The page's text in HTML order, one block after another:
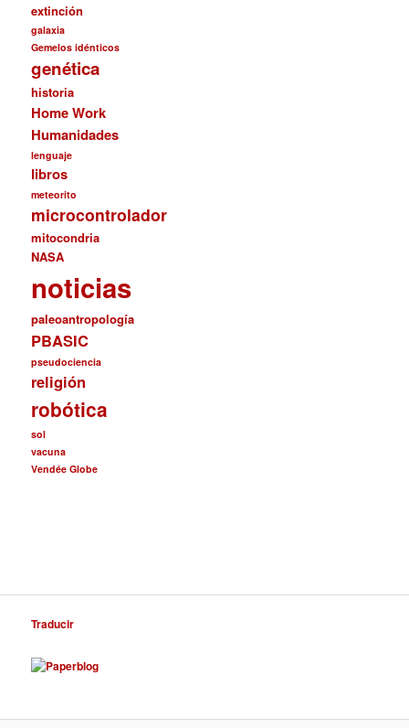
extinción
galaxia
Gemelos idénticos
genética
historia
Home Work
Humanidades
lenguaje
libros
meteorito
microcontrolador
mitocondria
NASA
noticias
paleoantropología
PBASIC
pseudociencia
religión
robótica
sol
vacuna
Vendée Globe
Traducir